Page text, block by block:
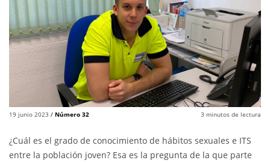
19 junio 2023 / Número 32 3 minutos de lectura
¿Cuál es el grado de conocimiento de hábitos sexuales e ITS
entre la población joven? Esa es la pregunta de la que parte